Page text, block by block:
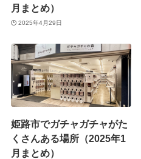
月まとめ）
2025年4月29日
姫路市でガチャガチャがた
くさんある場所（2025年1
月まとめ）